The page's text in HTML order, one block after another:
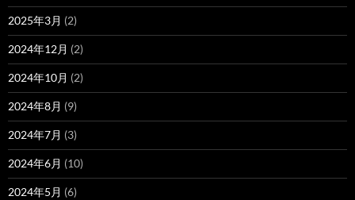
2025年3月 (2)
2024年12月 (2)
2024年10月 (2)
2024年8月 (9)
2024年7月 (3)
2024年6月 (10)
2024年5月 (6)